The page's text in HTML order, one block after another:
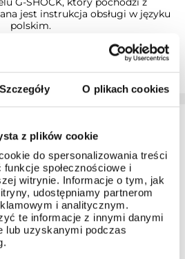
Szczegóły O plikach cookies
z plików cookie
do spersonalizowania treści
społecznościowe i
witrynie. Informacje o tym, jak
udostępniamy partnerom
i analitycznym.
te informacje z innymi danymi
lub uzyskanymi podczas
jest instrukcja obsługi w języku
polskim.
obsługę nawet najbardziej
GWARANCJI
ulega przedłużeniu o kolejne 3 lata
w gwarancji trzyletniej jeśli
w terminie do 30 dni od daty